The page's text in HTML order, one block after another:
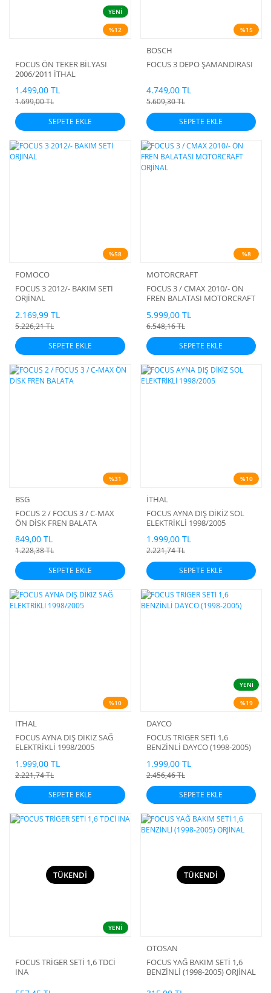
YENİ
%12
FOCUS ÖN TEKER BİLYASI
2006/2011 İTHAL
1.499,00 TL
1.699,00 TL
SEPETE EKLE
%15
BOSCH
FOCUS 3 DEPO ŞAMANDIRASI
4.749,00 TL
5.609,30 TL
SEPETE EKLE
%58
FOMOCO
FOCUS 3 2012/- BAKIM SETİ
ORJİNAL
2.169,99 TL
5.226,21 TL
SEPETE EKLE
%8
MOTORCRAFT
FOCUS 3 / CMAX 2010/- ÖN
FREN BALATASI MOTORCRAFT
5.999,00 TL
6.548,16 TL
SEPETE EKLE
%31
BSG
FOCUS 2 / FOCUS 3 / C-MAX
ÖN DİSK FREN BALATA
849,00 TL
1.228,38 TL
SEPETE EKLE
%10
İTHAL
FOCUS AYNA DIŞ DİKİZ SOL
ELEKTRİKLİ 1998/2005
1.999,00 TL
2.221,74 TL
SEPETE EKLE
%10
İTHAL
FOCUS AYNA DIŞ DİKİZ SAĞ
ELEKTRİKLİ 1998/2005
1.999,00 TL
2.221,74 TL
SEPETE EKLE
YENİ
%19
DAYCO
FOCUS TRİGER SETİ 1,6
BENZİNLİ DAYCO (1998-2005)
1.999,00 TL
2.456,46 TL
SEPETE EKLE
YENİ
TÜKENDİ
FOCUS TRİGER SETİ 1,6 TDCİ
INA
TÜKENDİ
OTOSAN
FOCUS YAĞ BAKIM SETİ 1,6
BENZİNLİ (1998-2005) ORJİNAL